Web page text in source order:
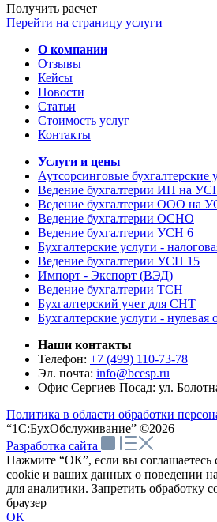
Получить расчет
Перейти на страницу услуги
О компании
Отзывы
Кейсы
Новости
Статьи
Стоимость услуг
Контакты
Услуги и цены
Аутсорсинговые бухгалтерские
Ведение бухгалтерии ИП на
Ведение бухгалтерии ООО на
Ведение бухгалтерии ОСНО
Ведение бухгалтерии УСН 6
Бухгалтерские услуги -
Ведение бухгалтерии УСН 15
Импорт - Экспорт (ВЭД)
Ведение бухгалтерии ТСН
Бухгалтерский учет для СНТ
Бухгалтерские услуги - нулевая
Наши контакты
Телефон: +7 (499) 110-73-78
Эл. почта: info@bcesp.ru
Офис Сергиев Посад: ул.
Политика в области обработки
“1С:БухОбслуживание” ©2026
Разработка сайта
Нажмите “ОК”, если вы соглашаетесь
cookie и ваших данных о поведении
для аналитики. Запретить обработку
браузер
ОК